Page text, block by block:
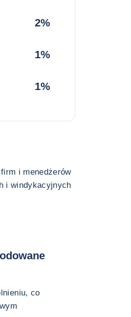
2%
1%
1%
i menedżerów
i windykacyjnych
co